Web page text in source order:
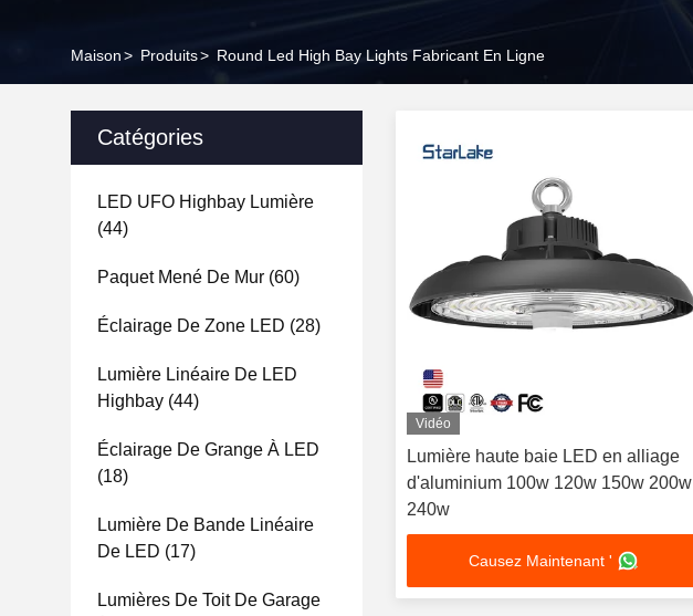
Maison> Produits> Round Led High Bay Lights Fabricant En Ligne
Catégories
LED UFO Highbay Lumière
(44)
Paquet Mené De Mur (60)
Éclairage De Zone LED (28)
Lumière Linéaire De LED
Highbay (44)
Éclairage De Grange À LED
(18)
Lumière De Bande Linéaire
De LED (17)
Lumières De Toit De Garage
Vidéo
Lumière haute baie LED en alliage
d'aluminium 100w 120w 150w 200w
240w
Causez Maintenant '